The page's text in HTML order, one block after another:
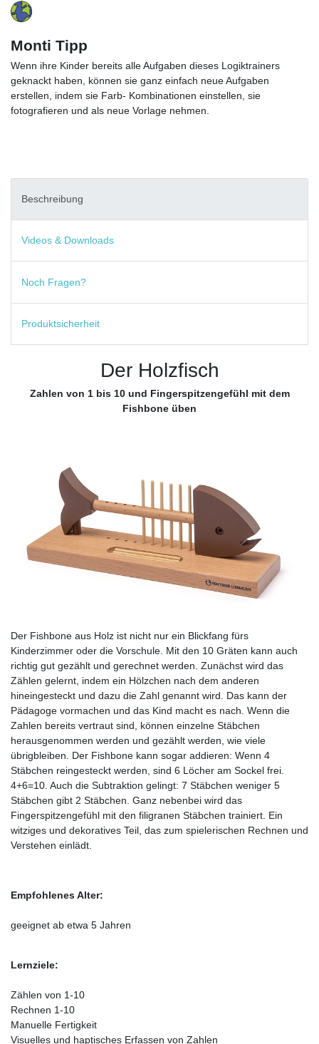
Monti Tipp
Wenn ihre Kinder bereits alle Aufgaben dieses Logiktrainers
geknackt haben, können sie ganz einfach neue Aufgaben
erstellen, indem sie Farb- Kombinationen einstellen, sie
fotografieren und als neue Vorlage nehmen.
Beschreibung
Videos & Downloads
Noch Fragen?
Produktsicherheit
Der Holzfisch
Zahlen von 1 bis 10 und Fingerspitzengefühl mit dem
Fishbone üben
Der Fishbone aus Holz ist nicht nur ein Blickfang fürs
Kinderzimmer oder die Vorschule. Mit den 10 Gräten kann auch
richtig gut gezählt und gerechnet werden. Zunächst wird das
Zählen gelernt, indem ein Hölzchen nach dem anderen
hineingesteckt und dazu die Zahl genannt wird. Das kann der
Pädagoge vormachen und das Kind macht es nach. Wenn die
Zahlen bereits vertraut sind, können einzelne Stäbchen
herausgenommen werden und gezählt werden, wie viele
übrigbleiben. Der Fishbone kann sogar addieren: Wenn 4
Stäbchen reingesteckt werden, sind 6 Löcher am Sockel frei.
4+6=10. Auch die Subtraktion gelingt: 7 Stäbchen weniger 5
Stäbchen gibt 2 Stäbchen. Ganz nebenbei wird das
Fingerspitzengefühl mit den filigranen Stäbchen trainiert. Ein
witziges und dekoratives Teil, das zum spielerischen Rechnen und
Verstehen einlädt.
Empfohlenes Alter:
geeignet ab etwa 5 Jahren
Lernziele:
Zählen von 1-10
Rechnen 1-10
Manuelle Fertigkeit
Visuelles und haptisches Erfassen von Zahlen